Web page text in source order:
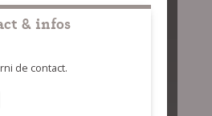
& infos
de contact.